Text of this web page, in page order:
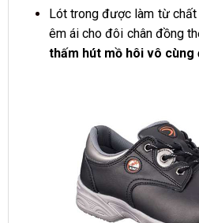
Lót trong được làm từ
êm ái cho đôi chân đồng
thấm hút mồ hôi vô cùng